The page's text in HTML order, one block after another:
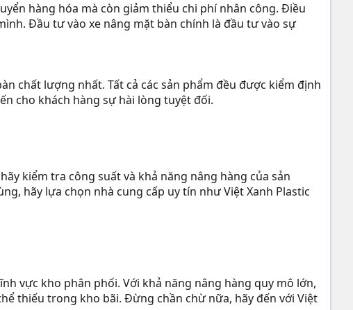
hàng hóa mà còn giảm thiểu chi phí nhân công. Điều
Đầu tư vào xe nâng mặt bàn chính là đầu tư vào sự
chất lượng nhất. Tất cả các sản phẩm đều được kiểm định
cho khách hàng sự hài lòng tuyệt đối.
kiểm tra công suất và khả năng nâng hàng của sản
hãy lựa chọn nhà cung cấp uy tín như Việt Xanh Plastic
vực kho phân phối. Với khả năng nâng hàng quy mô lớn,
thiếu trong kho bãi. Đừng chần chừ nữa, hãy đến với Việt